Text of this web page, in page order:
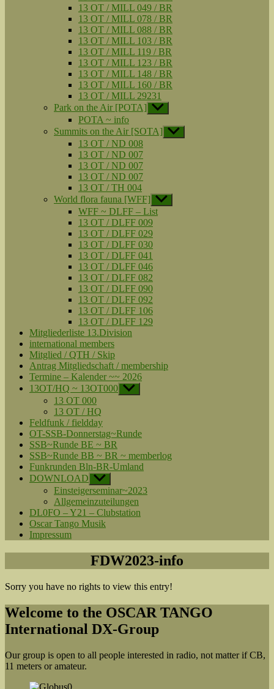
13 OT / MILL 049 / BR
13 OT / MILL 078 / BR
13 OT / MILL 088 / BR
13 OT / MILL 103 / BR
13 OT / MILL 119 / BR
13 OT / MILL 123 / BR
13 OT / MILL 148 / BR
13 OT / MILL 160 / BR
13 OT / MILL 29231
Park on the Air [POTA] Untermenü
anzeigen
POTA ~ info
Summits on the Air [SOTA] Untermenü
anzeigen
13 OT / ND 008
13 OT / ND 007
13 OT / ND 007
13 OT / ND 007
13 OT / TH 004
World flora fauna [WFF] Untermenü
anzeigen
WFF ~ DLFF – List
13 OT / DLFF 009
13 OT / DLFF 029
13 OT / DLFF 030
13 OT / DLFF 041
13 OT / DLFF 046
13 OT / DLFF 082
13 OT / DLFF 090
13 OT / DLFF 092
13 OT / DLFF 106
13 OT / DLFF 129
Mitgliederliste 13.Division
international members
Mitglied / QTH / Skip
Antrag Mitgliedschaft / membership
Termine – Kalender ~~ 2026
13OT/HQ ~ 13OT000 Untermenü
anzeigen
13 OT 000
13 OT / HQ
Feldfunk / fieldday
OT-SSB-Donnerstag~Runde
SSB~Runde BE ~ BR
SSB~Runde BB ~ BR ~ memberlog
Funkrunden Bln-BR-Umland
DOWNLOAD Untermenü
anzeigen
Einsteigerseminar~2023
Allgemeinzuteilungen
DL0FO – Y21 – Clubstation
Oscar Tango Musik
Impressum
FDW2023-info
Sorry you have no rights to view this entry!
Welcome to the OSCAR TANGO
International DX-Group
Our group is open to all people interested in radio, not matter if CB,
11 meters or amateur.